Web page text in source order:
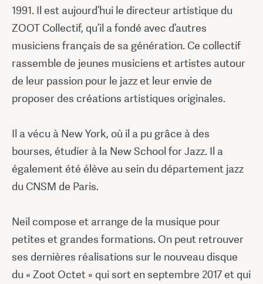
1991. Il est aujourd’hui le directeur artistique du
ZOOT Collectif, qu’il a fondé avec d’autres
musiciens français de sa génération. Ce collectif
rassemble de jeunes musiciens et artistes autour
de leur passion pour le jazz et leur envie de
proposer des créations artistiques originales.
Il a vécu à New York, où il a pu grâce à des
bourses, étudier à la New School for Jazz. Il a
également été élève au sein du département jazz
du CNSM de Paris.
Neil compose et arrange de la musique pour
petites et grandes formations. On peut retrouver
ses dernières réalisations sur le nouveau disque
du « Zoot Octet » qui sort en septembre 2017 et qui